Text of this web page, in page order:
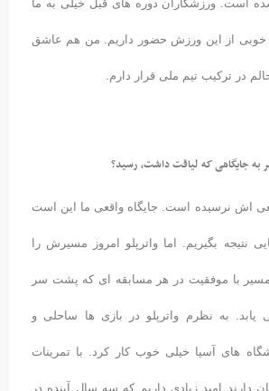
است. ورزشکاران دوره های قبل خیلی به ما
خوبی از این ورزش حضور داریم. من هم عاشق
در ترکیب تیم ملی قرار دارم.
به جایگاهی که لیاقت داشت، رسید؟
اش نرسیده است. جایگاه واقعی ما این است
نتیجه بگیریم. اما واترپلو امروز مسیرش را
با موفقیت در هر مسابقه ای که پشت سر
یابد. به نظرم واترپلو در بازی ها ساحلی و
های آسیا خیلی خوب کار کرد. با تمرینات
دارند امید زیادی داریم که سه سال آینده در